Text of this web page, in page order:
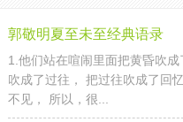
郭敬明夏至未至经典语录
1.他们站在喧闹里面把黄昏吹
吹成了过往， 把过往吹成了回
不见， 所以，很...